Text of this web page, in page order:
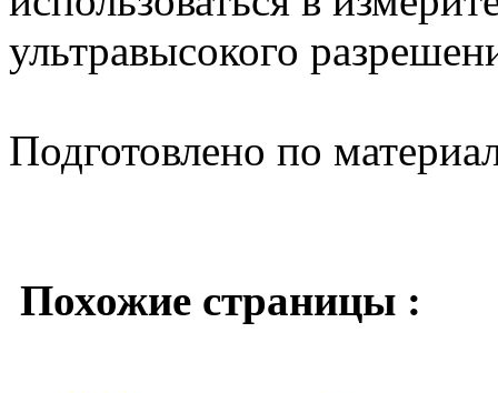
ультравысокого
Подготовлено по
Похожие страницы :